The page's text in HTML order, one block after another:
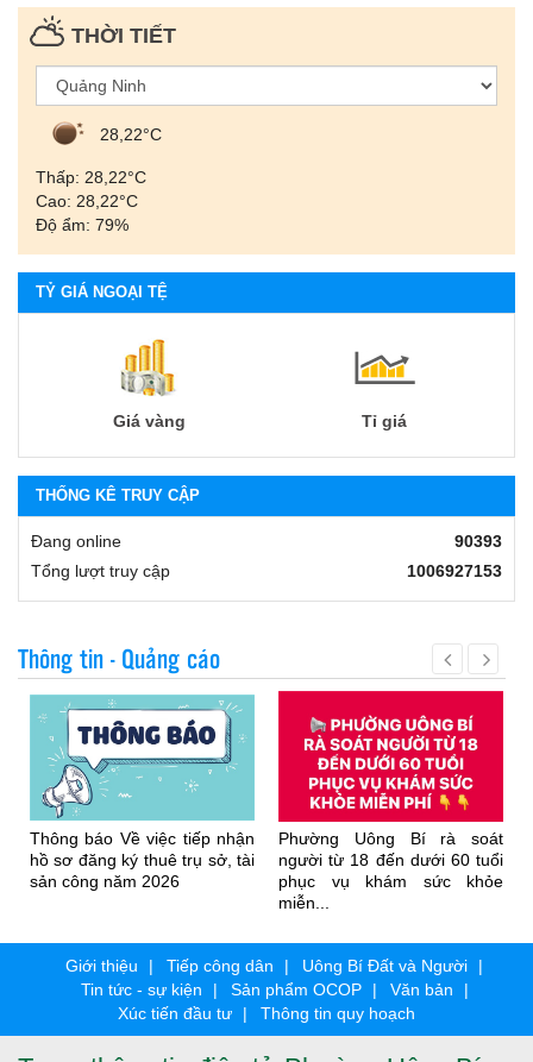
THỜI TIẾT
28,22°С
Thấp: 28,22°С
Cao: 28,22°С
Độ ẩm: 79%
TỶ GIÁ NGOẠI TỆ
Giá vàng Tỉ giá
THỐNG KÊ TRUY CẬP
Đang online
90393
Tổng lượt truy cập
1006927153
Thông tin - Quảng cáo
Thông báo Về việc tiếp nhận
hồ sơ đăng ký thuê trụ sở, tài
sản công năm 2026
Phường Uông Bí rà soát
người từ 18 đến dưới 60 tuổi
phục vụ khám sức khỏe
miễn...
Giới thiệu Tiếp công dân
Uông Bí Đất và Người
Tin tức - sự kiện
Sản phẩm OCOP
Văn bản
Xúc tiến đầu tư
Thông tin quy hoạch